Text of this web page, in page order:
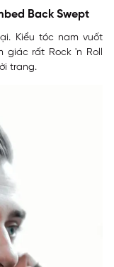
Back Swept
Kiểu tóc nam vuốt
giác rất Rock 'n Roll
trang.